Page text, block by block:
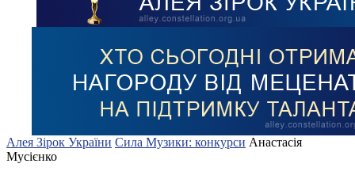
Алея Зірок України Сила Музики: конкурси Анастасія
Мусієнко